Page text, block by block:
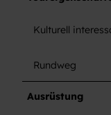
Kulturell
Rundweg
Ausrüstung